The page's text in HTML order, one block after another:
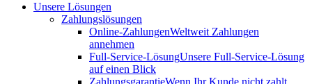
Unsere Lösungen
Zahlungslösungen
Online-ZahlungenWeltweit Zahlungen
annehmen
Full-Service-LösungUnsere Full-Service-Lösung
auf einen Blick
ZahlungsgarantieWenn Ihr Kunde nicht zahlt,